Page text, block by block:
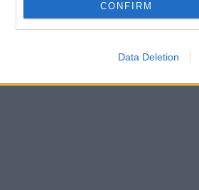
CONFIRM
Data Deletion